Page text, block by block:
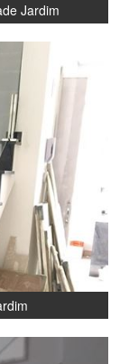
Jardim